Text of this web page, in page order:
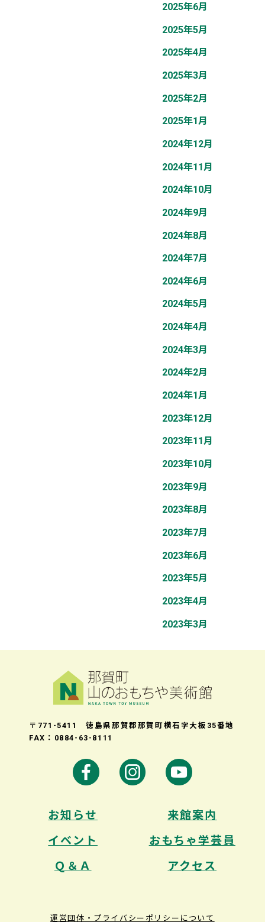
2025年6月
2025年5月
2025年4月
2025年3月
2025年2月
2025年1月
2024年12月
2024年11月
2024年10月
2024年9月
2024年8月
2024年7月
2024年6月
2024年5月
2024年4月
2024年3月
2024年2月
2024年1月
2023年12月
2023年11月
2023年10月
2023年9月
2023年8月
2023年7月
2023年6月
2023年5月
2023年4月
2023年3月
〒771-5411 徳島県那賀郡那賀町横石字大板35番地
FAX：0884-63-8111
お知らせ
来館案内
イベント
おもちゃ学芸員
Ｑ＆Ａ
アクセス
運営団体・プライバシーポリシーについて